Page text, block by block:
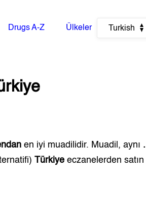
Drugs A-Z Ülkeler Turkish
en iyi muadilidir. Muadil, aynı .
Türkiye eczanelerden satın